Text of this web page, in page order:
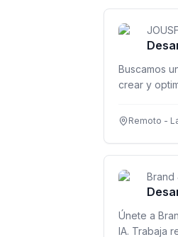
Buscamos
crear y
Remoto -
Brand
Únete a
IA. Trabaja